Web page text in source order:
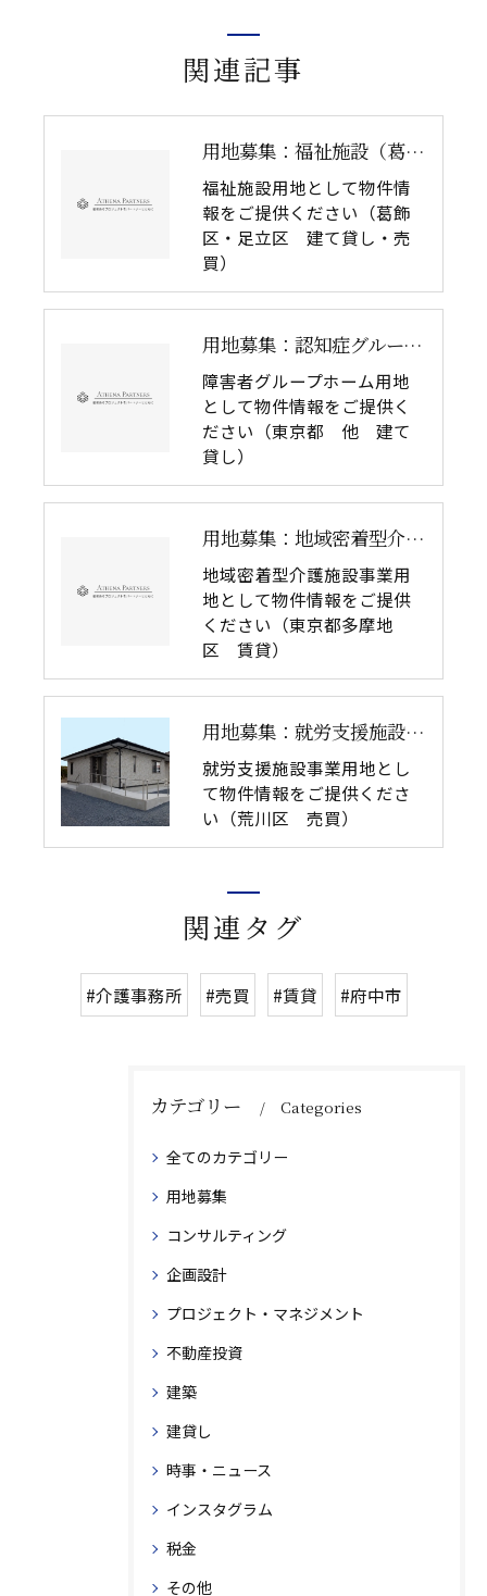
関連記事
用地募集：福祉施設（葛飾区・足立区 賃貸・売買）
福祉施設用地として物件情
報をご提供ください（葛飾
区・足立区 建て貸し・売
買）
用地募集：認知症グループホーム（東京都 他 建て貸し）
障害者グループホーム用地
として物件情報をご提供く
ださい（東京都 他 建て
貸し）
用地募集：地域密着型介護施設（東京都多摩地区 賃貸）
地域密着型介護施設事業用
地として物件情報をご提供
ください（東京都多摩地
区 賃貸）
用地募集：就労支援施設（荒川区 売買）
就労支援施設事業用地とし
て物件情報をご提供くださ
い（荒川区 売買）
関連タグ
#介護事務所 #売買 #賃貸 #府中市
カテゴリー Categories
全てのカテゴリー
用地募集
コンサルティング
企画設計
プロジェクト・マネジメント
不動産投資
建築
建貸し
時事・ニュース
インスタグラム
税金
その他